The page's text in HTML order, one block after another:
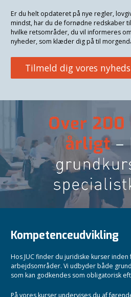
Er du helt opdateret på nye regler,
mindst, har du de fornødne redskaber
hvilke retsområder, du vil informeres
nyheder, som klæder dig på til
Tilmeld dig vores
Kompetenceudvikling
Hos JUC finder du juridiske kurser
arbejdsområder. Vi udbyder både
som kan godkendes som obligatorisk
På vores kurser undervises du af